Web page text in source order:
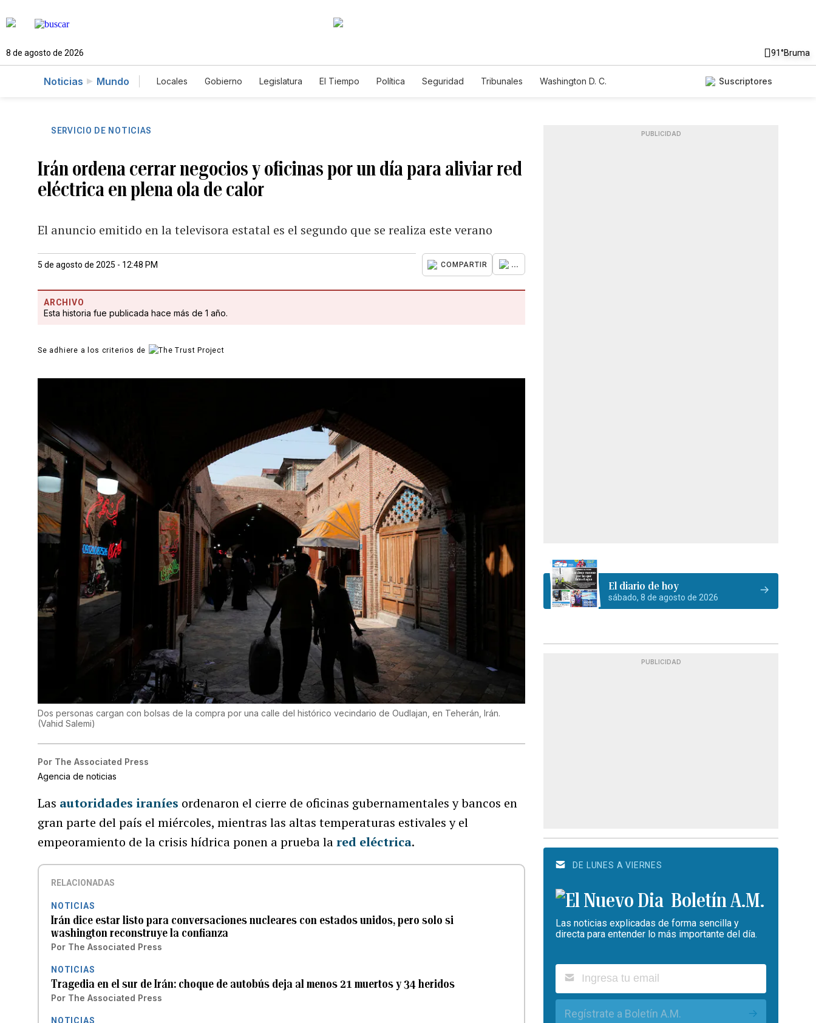
8 de agosto de 2026 91°Bruma
Noticias Mundo Locales Gobierno Legislatura El Tiempo Política Seguridad Tribunales
Washington D. C.
Suscriptores
SERVICIO DE NOTICIAS
Irán ordena cerrar negocios y oficinas por un día para aliviar red
eléctrica en plena ola de calor
El anuncio emitido en la televisora estatal es el segundo que se realiza este verano
5 de agosto de 2025 - 12:48 PM COMPARTIR ...
ARCHIVO
Esta historia fue publicada hace más de 1 año.
Se adhiere a los criterios de
Dos personas cargan con bolsas de la compra por una calle del histórico vecindario de Oudlajan, en Teherán, Irán.
(Vahid Salemi)
Por The Associated Press
Agencia de noticias
Las autoridades iraníes ordenaron el cierre de oficinas gubernamentales y bancos en
gran parte del país el miércoles, mientras las altas temperaturas estivales y el
empeoramiento de la crisis hídrica ponen a prueba lared eléctrica.
RELACIONADAS
NOTICIAS
Irán dice estar listo para conversaciones nucleares con estados unidos, pero solo si
washington reconstruye la confianza
Por The Associated Press
NOTICIAS
Tragedia en el sur de Irán: choque de autobús deja al menos 21 muertos y 34 heridos
Por The Associated Press
NOTICIAS
PUBLICIDAD
El diario de hoy
sábado, 8 de agosto de 2026
PUBLICIDAD
DE LUNES A VIERNES
Boletín A.M.
Las noticias explicadas de forma sencilla y
directa para entender lo más importante del día.
Regístrate a Boletín A.M.